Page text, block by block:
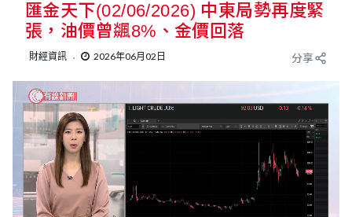
匯金天下(02/06/2026) 中東局勢再度緊
張，油價曾飊8%、金價回落
財經資訊 2026年06月02日 分享